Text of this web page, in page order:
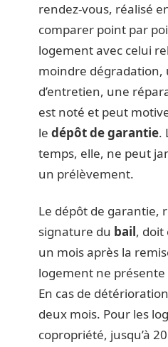
rendez-vous, réalisé
comparer point par
logement avec celui
moindre dégradation,
d’entretien, une
est noté et peut
le dépôt de garantie.
temps, elle, ne peut
un prélèvement.
Le dépôt de garantie,
signature du bail, doit
un mois après la
logement ne
En cas de
deux mois. Pour les
copropriété, jusqu’à